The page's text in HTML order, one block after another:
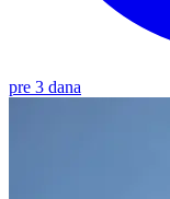
pre 3 dana